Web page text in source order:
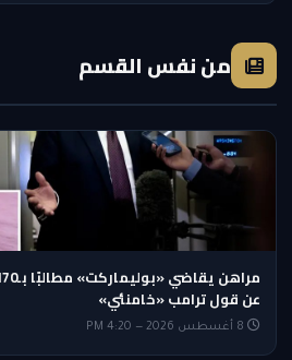
من نفس القسم
عن قول ترامب «خامنئي»